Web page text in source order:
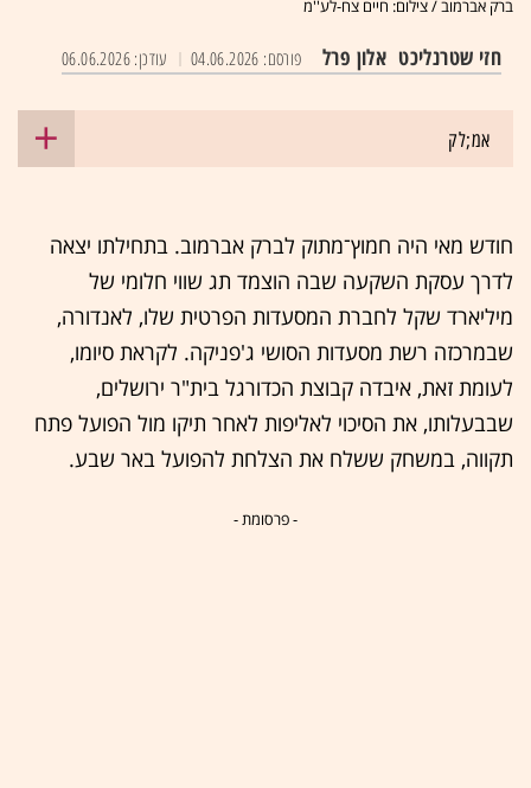
ברק אברמוב / צילום: חיים צח-לע''מ
חזי שטרנליכט אלון פרל עודכן: 06.06.2026 פורסם: 04.06.2026
אמ;לק
חודש מאי היה חמוץ־מתוק לברק אברמוב. בתחילתו יצאה
לדרך עסקת השקעה שבה הוצמד תג שווי חלומי של
מיליארד שקל לחברת המסעדות הפרטית שלו, לאנדורה,
שבמרכזה רשת מסעדות הסושי ג'פניקה. לקראת סיומו,
לעומת זאת, איבדה קבוצת הכדורגל בית"ר ירושלים,
שבבעלותו, את הסיכוי לאליפות לאחר תיקו מול הפועל פתח
תקווה, במשחק ששלח את הצלחת להפועל באר שבע.
- פרסומת -